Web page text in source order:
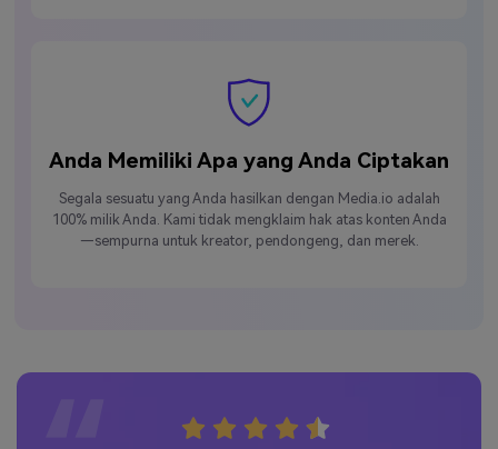
Anda Memiliki Apa yang Anda Ciptakan
Segala sesuatu yang Anda hasilkan dengan Media.io adalah
100% milik Anda. Kami tidak mengklaim hak atas konten Anda
—sempurna untuk kreator, pendongeng, dan merek.